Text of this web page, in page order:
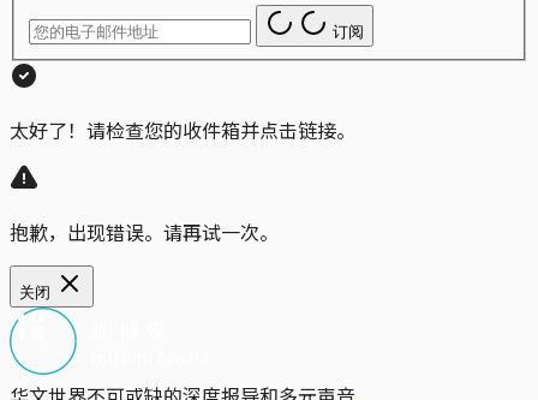
订阅
太好了！请检查您的收件箱并点击链接。
抱歉，出现错误。请再试一次。
关闭